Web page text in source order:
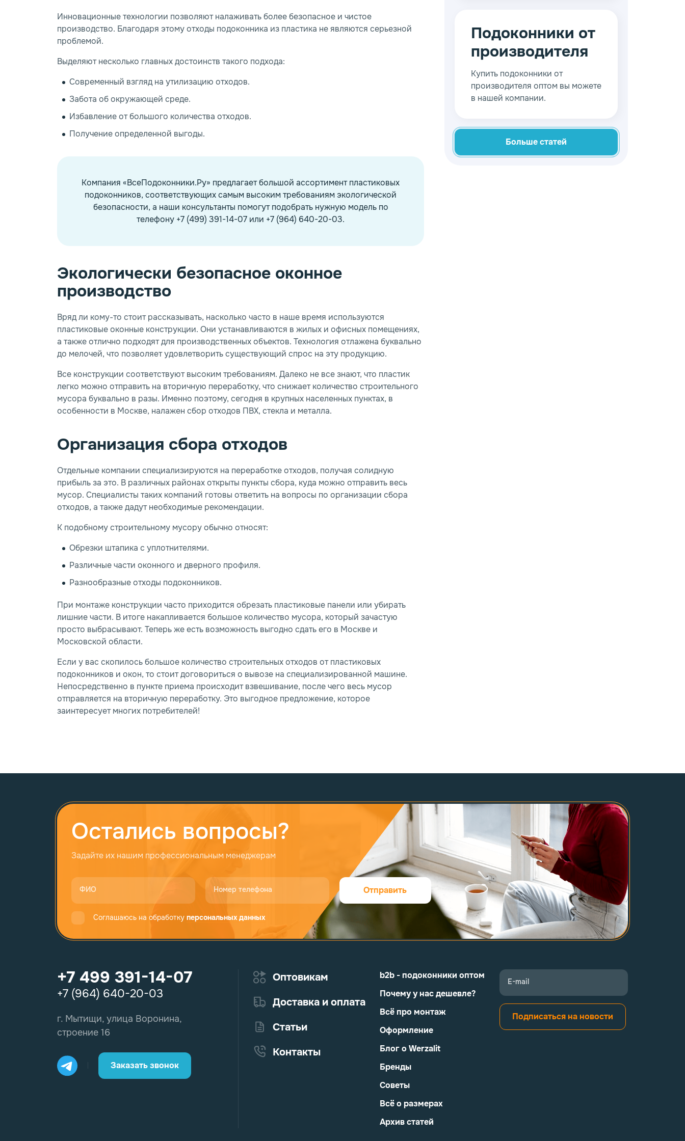
Инновационные технологии позволяют налаживать более безопасное и чистое
производство. Благодаря этому отходы подоконника из пластика не являются серьезной
проблемой.
Выделяют несколько главных достоинств такого подхода:
Современный взгляд на утилизацию отходов.
Забота об окружающей среде.
Избавление от большого количества отходов.
Получение определенной выгоды.
Компания «ВсеПодоконники.Ру» предлагает большой ассортимент пластиковых
подоконников, соответствующих самым высоким требованиям экологической
безопасности, а наши консультанты помогут подобрать нужную модель по
телефону +7 (499) 391-14-07 или +7 (964) 640-20-03.
Экологически безопасное оконное
производство
Вряд ли кому-то стоит рассказывать, насколько часто в наше время используются
пластиковые оконные конструкции. Они устанавливаются в жилых и офисных помещениях,
а также отлично подходят для производственных объектов. Технология отлажена буквально
до мелочей, что позволяет удовлетворить существующий спрос на эту продукцию.
Все конструкции соответствуют высоким требованиям. Далеко не все знают, что пластик
легко можно отправить на вторичную переработку, что снижает количество строительного
мусора буквально в разы. Именно поэтому, сегодня в крупных населенных пунктах, в
особенности в Москве, налажен сбор отходов ПВХ, стекла и металла.
Организация сбора отходов
Отдельные компании специализируются на переработке отходов, получая солидную
прибыль за это. В различных районах открыты пункты сбора, куда можно отправить весь
мусор. Специалисты таких компаний готовы ответить на вопросы по организации сбора
отходов, а также дадут необходимые рекомендации.
К подобному строительному мусору обычно относят:
Обрезки штапика с уплотнителями.
Различные части оконного и дверного профиля.
Разнообразные отходы подоконников.
При монтаже конструкции часто приходится обрезать пластиковые панели или убирать
лишние части. В итоге накапливается большое количество мусора, который зачастую
просто выбрасывают. Теперь же есть возможность выгодно сдать его в Москве и
Московской области.
Если у вас скопилось большое количество строительных отходов от пластиковых
подоконников и окон, то стоит договориться о вывозе на специализированной машине.
Непосредственно в пункте приема происходит взвешивание, после чего весь мусор
отправляется на вторичную переработку. Это выгодное предложение, которое
заинтересует многих потребителей!
производственных объектах.
Подоконники от
производителя
Купить подоконники от
производителя оптом вы можете
в нашей компании.
Больше статей
Остались вопросы?
Задайте их нашим профессиональным менеджерам
ФИО Номер телефона Отправить
Соглашаюсь на обработку персональных данных
+7 499 391-14-07
+7 (964) 640-20-03
г. Мытищи, улица Воронина,
строение 16
Заказать звонок
Оптовикам
Доставка и оплата
Статьи
Контакты
b2b - подоконники оптом
Почему у нас дешевле?
Всё про монтаж
Оформление
Блог о Werzalit
Бренды
Советы
Всё о размерах
Архив статей
E-mail
Подписаться на новости
Номер телефона* E-mail*
персональных данных
Номер телефона* E-mail*
персональных данных